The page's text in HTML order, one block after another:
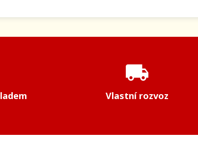
local_shipping
Vlastní rozvoz